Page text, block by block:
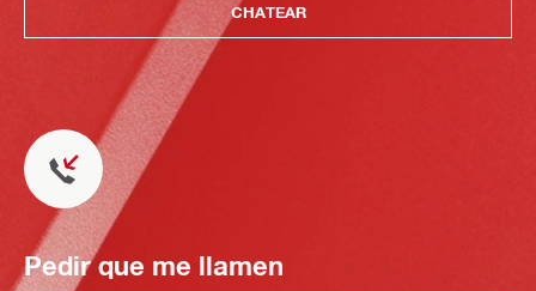
CHATEAR
Pedir que me llamen